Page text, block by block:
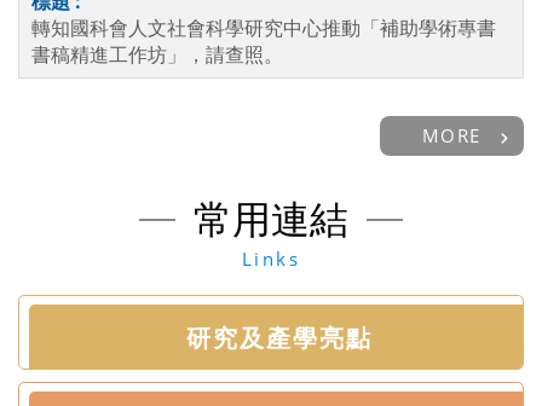
轉知國科會人文社會科學研究中心推動「補助學術專書
書稿精進工作坊」，請查照。
MORE
常用連結
Links
研究及產學亮點